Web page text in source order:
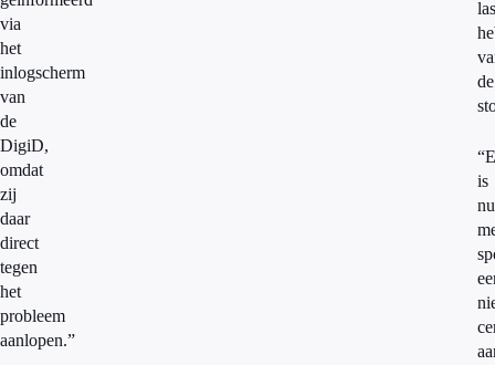
via
het
inlogscherm
van
de
DigiD,
omdat
zij
daar
direct
tegen
het
probleem
aanlopen.”
de
is
nu